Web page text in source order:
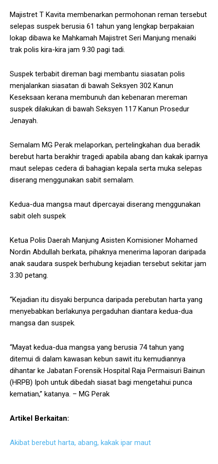
Majistret T Kavita membenarkan permohonan reman tersebut
selepas suspek berusia 61 tahun yang lengkap berpakaian
lokap dibawa ke Mahkamah Majistret Seri Manjung menaiki
trak polis kira-kira jam 9.30 pagi tadi.
Suspek terbabit direman bagi membantu siasatan polis
menjalankan siasatan di bawah Seksyen 302 Kanun
Keseksaan kerana membunuh dan kebenaran mereman
suspek dilakukan di bawah Seksyen 117 Kanun Prosedur
Jenayah.
Semalam MG Perak melaporkan, pertelingkahan dua beradik
berebut harta berakhir tragedi apabila abang dan kakak iparnya
maut selepas cedera di bahagian kepala serta muka selepas
diserang menggunakan sabit semalam.
Kedua-dua mangsa maut dipercayai diserang menggunakan
sabit oleh suspek
Ketua Polis Daerah Manjung Asisten Komisioner Mohamed
Nordin Abdullah berkata, pihaknya menerima laporan daripada
anak saudara suspek berhubung kejadian tersebut sekitar jam
3.30 petang.
“Kejadian itu disyaki berpunca daripada perebutan harta yang
menyebabkan berlakunya pergaduhan diantara kedua-dua
mangsa dan suspek.
“Mayat kedua-dua mangsa yang berusia 74 tahun yang
ditemui di dalam kawasan kebun sawit itu kemudiannya
dihantar ke Jabatan Forensik Hospital Raja Permaisuri Bainun
(HRPB) Ipoh untuk dibedah siasat bagi mengetahui punca
kematian,” katanya. – MG Perak
Artikel Berkaitan:
Akibat berebut harta, abang, kakak ipar maut